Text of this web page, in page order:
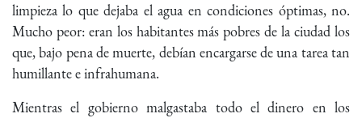
limpieza lo que dejaba el agua en condiciones óptimas, no.
Mucho peor: eran los habitantes más pobres de la ciudad los
que, bajo pena de muerte, debían encargarse de una tarea tan
humillante e infrahumana.
Mientras el gobierno malgastaba todo el dinero en los